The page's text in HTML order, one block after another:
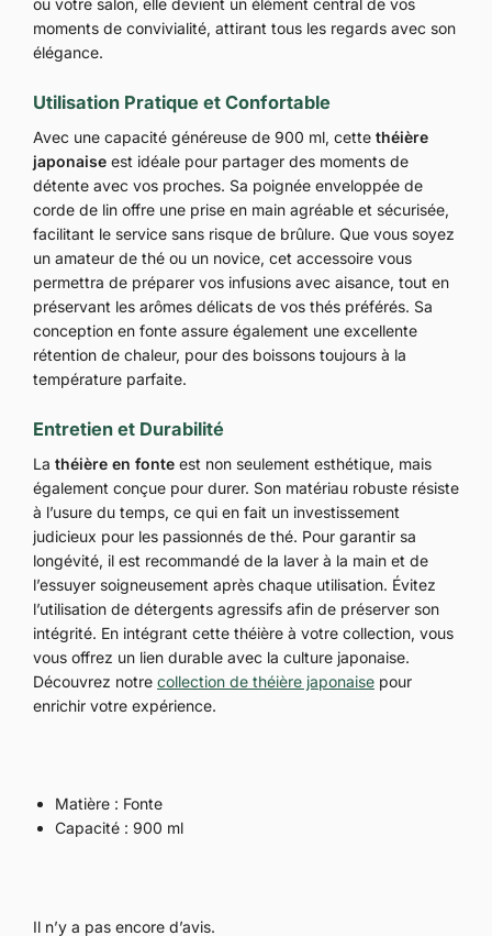
moments de convivialité, attirant tous les regards avec son
élégance.
Utilisation Pratique et Confortable
Avec une capacité généreuse de 900 ml, cette théière
japonaise est idéale pour partager des moments de
détente avec vos proches. Sa poignée enveloppée de
corde de lin offre une prise en main agréable et sécurisée,
facilitant le service sans risque de brûlure. Que vous soyez
un amateur de thé ou un novice, cet accessoire vous
permettra de préparer vos infusions avec aisance, tout en
préservant les arômes délicats de vos thés préférés. Sa
conception en fonte assure également une excellente
rétention de chaleur, pour des boissons toujours à la
température parfaite.
Entretien et Durabilité
La théière en fonte est non seulement esthétique, mais
également conçue pour durer. Son matériau robuste résiste
à l’usure du temps, ce qui en fait un investissement
judicieux pour les passionnés de thé. Pour garantir sa
longévité, il est recommandé de la laver à la main et de
l’essuyer soigneusement après chaque utilisation. Évitez
l’utilisation de détergents agressifs afin de préserver son
intégrité. En intégrant cette théière à votre collection, vous
vous offrez un lien durable avec la culture japonaise.
Découvrez notre collection de théière japonaise pour
enrichir votre expérience.
Matière : Fonte
Capacité : 900 ml
Il n’y a pas encore d’avis.